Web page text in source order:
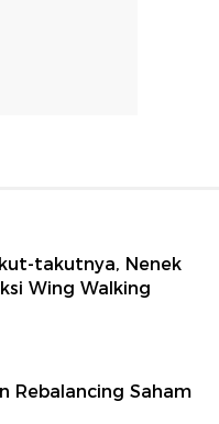
takutnya, Nenek
Wing Walking
Rebalancing Saham